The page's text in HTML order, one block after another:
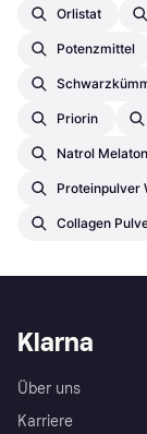
Orlistat
Potenzmittel
Priorin
Natrol
Proteinpulver
Collagen
Klarna
Über uns
Karriere